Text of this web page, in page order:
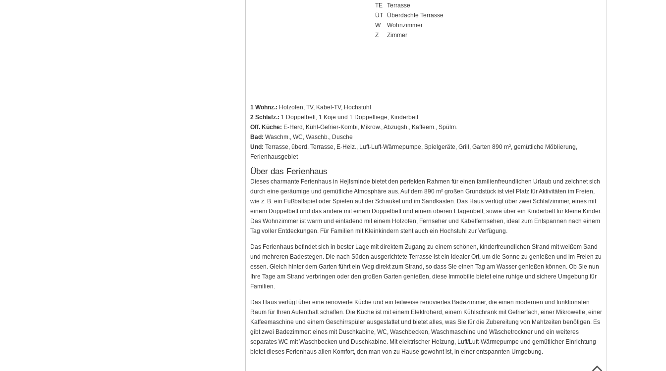
TE
Terrasse
ÜT
Überdachte Terrasse
W
Wohnzimmer
Z
Zimmer
1 Wohnz.: Holzofen, TV, Kabel-TV, Hochstuhl
2 Schlafz.: 1 Doppelbett, 1 Koje und 1 Doppelliege, Kinderbett
Off. Küche: E-Herd, Kühl-Gefrier-Kombi, Mikrow., Abzugsh., Kaffeem., Spülm.
Bad: Waschm., WC, Waschb., Dusche
Und: Terrasse, überd. Terrasse, E-Heiz., Luft-Luft-Wärmepumpe, Spielgeräte, Grill, Garten 890 m², gemütliche Möblierung,
Ferienhausgebiet
Über das Ferienhaus
Dieses charmante Ferienhaus in Hejlsminde bietet den perfekten Rahmen für einen familienfreundlichen Urlaub und zeichnet sich
durch eine geräumige und gemütliche Atmosphäre aus. Auf dem 890 m² großen Grundstück ist viel Platz für Aktivitäten im Freien,
wie z. B. ein Fußballspiel oder Spielen auf der Schaukel und im Sandkasten. Das Haus verfügt über zwei Schlafzimmer, eines mit
einem Doppelbett und das andere mit einem Doppelbett und einem oberen Etagenbett, sowie über ein Kinderbett für kleine Kinder.
Das Wohnzimmer ist warm und einladend mit einem Holzofen, Fernseher und Kabelfernsehen, ideal zum Entspannen nach einem
Tag voller Entdeckungen. Für Familien mit Kleinkindern steht auch ein Hochstuhl zur Verfügung.
Das Ferienhaus befindet sich in bester Lage mit direktem Zugang zu einem schönen, kinderfreundlichen Strand mit weißem Sand
und mehreren Badestegen. Die nach Süden ausgerichtete Terrasse ist ein idealer Ort, um die Sonne zu genießen und im Freien zu
essen. Gleich hinter dem Garten führt ein Weg direkt zum Strand, so dass Sie einen Tag am Wasser genießen können. Ob Sie nun
Ihre Tage am Strand verbringen oder den großen Garten genießen, diese Immobilie bietet eine ruhige und sichere Umgebung für
Familien.
Das Haus verfügt über eine renovierte Küche und ein teilweise renoviertes Badezimmer, die einen modernen und funktionalen
Raum für Ihren Aufenthalt schaffen. Die Küche ist mit einem Elektroherd, einem Kühlschrank mit Gefrierfach, einer Mikrowelle, einer
Kaffeemaschine und einem Geschirrspüler ausgestattet und bietet alles, was Sie für die Zubereitung von Mahlzeiten benötigen. Es
gibt zwei Badezimmer: eines mit Duschkabine, WC, Waschbecken, Waschmaschine und Wäschetrockner und ein weiteres
separates WC mit Waschbecken und Duschkabine. Mit elektrischer Heizung, Luft/Luft-Wärmepumpe und gemütlicher Einrichtung
bietet dieses Ferienhaus allen Komfort, den man von zu Hause gewohnt ist, in einer entspannten Umgebung.